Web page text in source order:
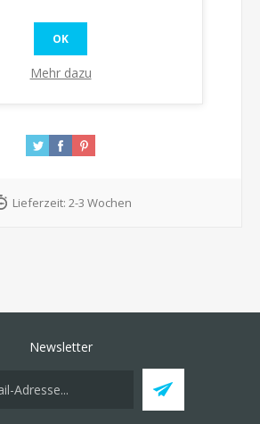
KAUFEN
Lieferzeit: 2-3 Wochen
Newsletter
OK
Mehr dazu